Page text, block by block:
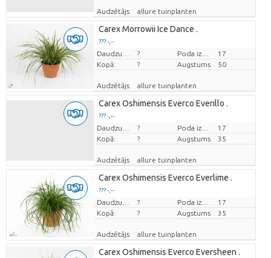
Audzētājs allure tuinplanten
Carex Morrowii Ice Dance .
??? -,--
Cena par vienību
?
17
Kopā:
? Augstums 50
Audzētājs allure tuinplanten
Carex Oshimensis Everco Everillo .
??? -,--
Cena par vienību
?
17
Kopā:
? Augstums 35
Audzētājs allure tuinplanten
Carex Oshimensis Everco Everlime .
??? -,--
Cena par vienību
?
17
Kopā:
? Augstums 35
Audzētājs allure tuinplanten
Carex Oshimensis Everco Eversheen .